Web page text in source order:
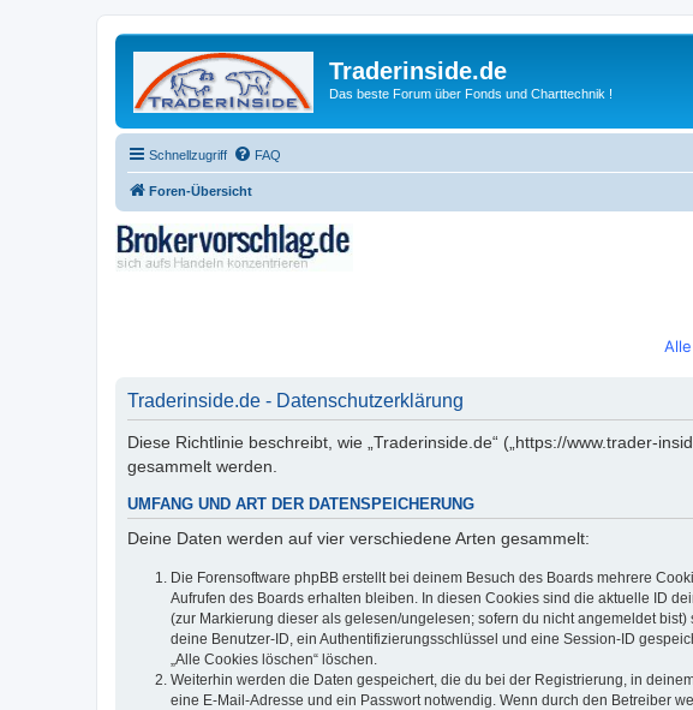
Traderinside.de
Das beste Forum über Fonds und Charttechnik !
Schnellzugriff FAQ
Foren-Übersicht
Traderinside.de - Datenschutzerklärung
Diese Richtlinie beschreibt, wie „Traderinside.de“ („https://www.trader-
gesammelt werden.
UMFANG UND ART DER DATENSPEICHERUNG
Deine Daten werden auf vier verschiedene Arten gesammelt:
Die Forensoftware phpBB erstellt bei deinem Besuch des Boards mehrere
Aufrufen des Boards erhalten bleiben. In diesen Cookies sind die aktuelle ID
(zur Markierung dieser als gelesen/ungelesen; sofern du nicht angemeldet
deine Benutzer-ID, ein Authentifizierungsschlüssel und eine Session-ID
„Alle Cookies löschen“ löschen.
Weiterhin werden die Daten gespeichert, die du bei der Registrierung, in
eine E-Mail-Adresse und ein Passwort notwendig. Wenn durch den Betreiber